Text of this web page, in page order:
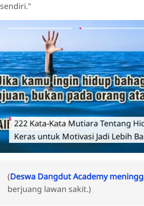
sendiri."
222 Kata-Kata Mutiara Tentang
Keras untuk Motivasi Jadi Lebih
(Deswa Dangdut Academy
berjuang lawan sakit.)